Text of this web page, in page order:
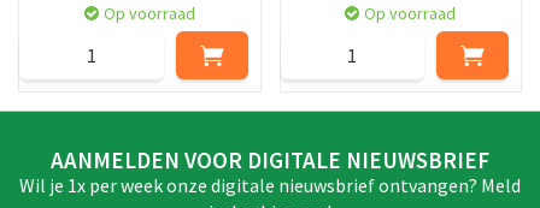
Op voorraad Op voorraad
AANMELDEN VOOR DIGITALE NIEUWSBRIEF
Wil je 1x per week onze digitale nieuwsbrief ontvangen? Meld